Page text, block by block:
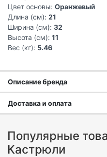
Цвет основы: Оранжевый
Длина (см): 21
Ширина (см): 32
Высота (см): 11
Вес (кг): 5.46
Описание бренда
Доставка и оплата
Доставка в Москве и
Популярные
Кастрюли